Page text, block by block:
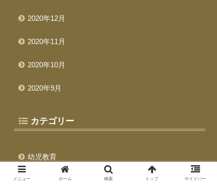
2020年12月
2020年11月
2020年10月
2020年9月
カテゴリー
幼児教育
日常について
メニュー ホーム 検索 トップ サイドバー